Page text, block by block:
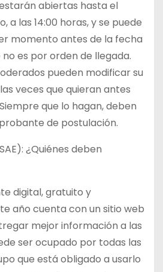
abiertas hasta el
a las 14:00 horas, y se puede
momento antes de la fecha
es por orden de llegada.
pueden modificar su
veces que quieran antes
que lo hagan, deben
de postulación.
¿Quiénes deben
digital, gratuito y
año cuenta con un sitio web
mejor información a las
ser ocupado por todas las
que está obligado a usarlo